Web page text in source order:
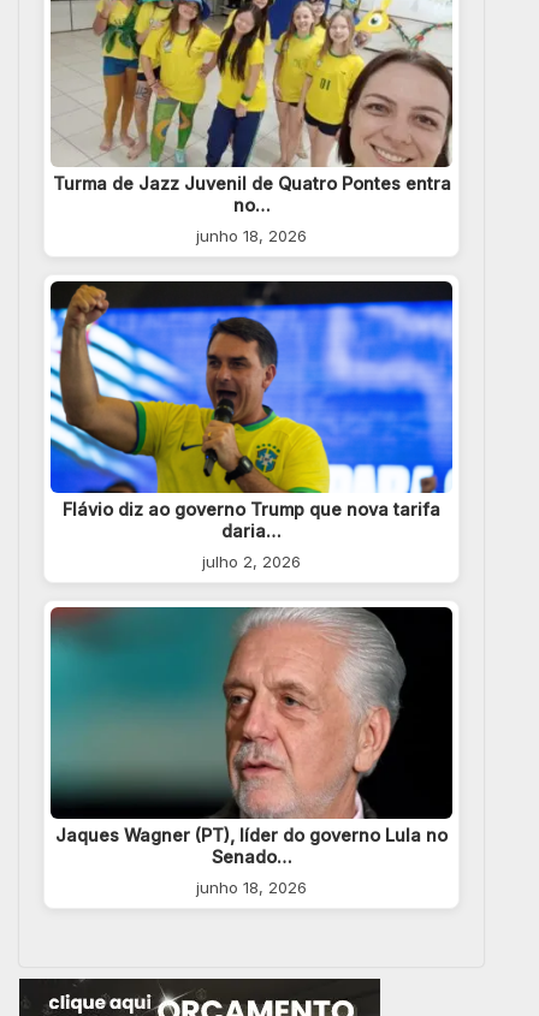
Turma de Jazz Juvenil de Quatro Pontes entra
no…
junho 18, 2026
Flávio diz ao governo Trump que nova tarifa
daria…
julho 2, 2026
Jaques Wagner (PT), líder do governo Lula no
Senado…
junho 18, 2026